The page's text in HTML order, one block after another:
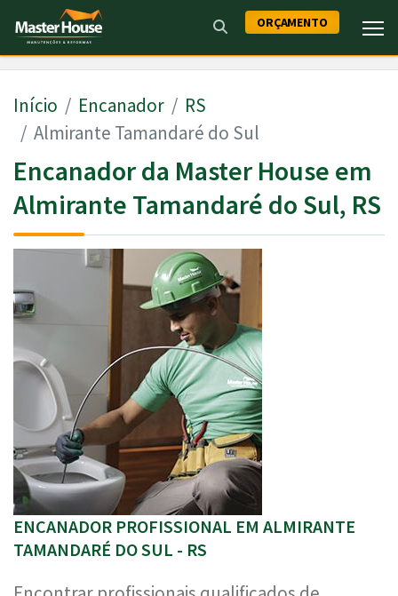
ORÇAMENTO
Início Encanador
RS
Almirante Tamandaré do Sul
Encanador da Master House em
Almirante Tamandaré do Sul, RS
ENCANADOR PROFISSIONAL EM ALMIRANTE
TAMANDARÉ DO SUL - RS